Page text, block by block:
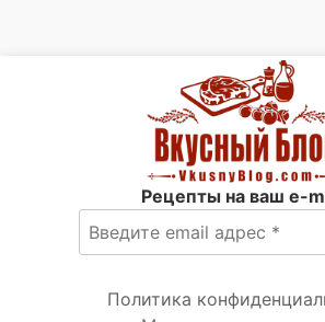
Рецепты на ваш e-
Политика